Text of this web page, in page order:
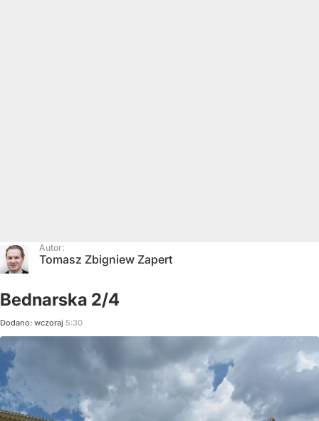
Autor:
Tomasz Zbigniew Zapert
Bednarska 2/4
Dodano: wczoraj 5:30